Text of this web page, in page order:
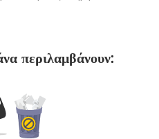
περιλαμβάνουν: